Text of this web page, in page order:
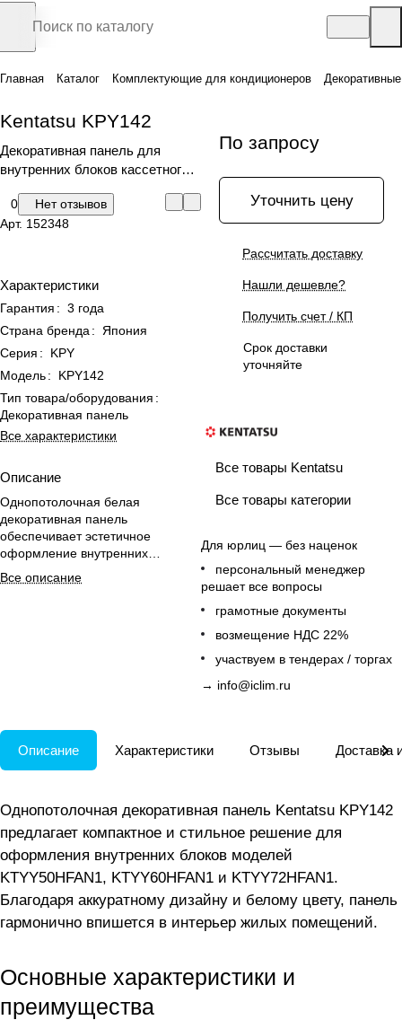
Главная Каталог Комплектующие для кондиционеров
Kentatsu KPY142
Декоративная панель для
внутренних блоков кассетного
0
Нет отзывов
Арт. 152348
Характеристики
Гарантия : 3 года
Страна бренда :
Япония
Серия :
KPY
Модель:
KPY142
Тип товара/оборудования :
Декоративная панель
Все характеристики
Описание
Однопотолочная белая
декоративная панель
обеспечивает эстетичное
оформление внутренних
кассетных блоков в домашних
интерьерах.
Все описание
По запросу
Уточнить цену
Рассчитать доставку
Нашли дешевле?
Получить счет / КП
Срок доставки
уточняйте
Все товары Kentatsu
Все товары категории
Для юрлиц — без наценок
персональный менеджер
решает все вопросы
грамотные документы
возмещение НДС 22%
участвуем в тендерах / торгах
→ info@iclim.ru
Описание Характеристики Отзывы Доставка
Однопотолочная декоративная панель Kentatsu KPY142
предлагает компактное и стильное решение для
оформления внутренних блоков моделей
KTYY50HFAN1, KTYY60HFAN1 и KTYY72HFAN1.
Благодаря аккуратному дизайну и белому цвету, панель
гармонично впишется в интерьер жилых помещений.
Основные характеристики и
преимущества